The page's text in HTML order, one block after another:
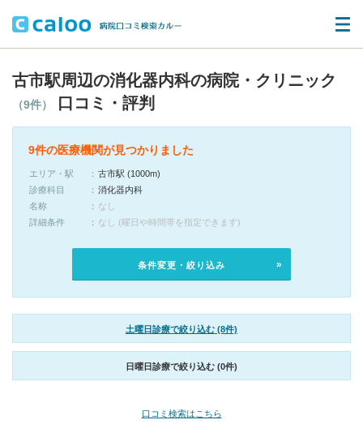
古市駅周辺の消化器内科の病院・クリニック
（9件） 口コミ・評判
9件の医療機関が見つかりました
エリア・駅
古市駅 (1000m)
診療科目
消化器内科
名称
なし
詳細条件
なし (曜日や時間帯を指定できます)
条件変更・絞り込み
土曜日診療で絞り込む (8件)
日曜日診療で絞り込む (0件)
口コミ検索はこちら